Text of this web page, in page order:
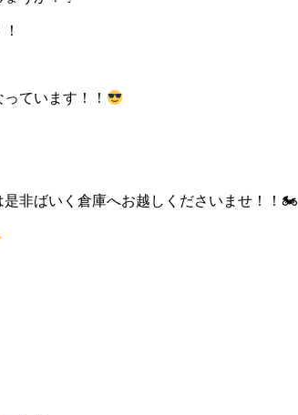
ています！！
非ばいく倉庫へお越しくださいませ！！🏍